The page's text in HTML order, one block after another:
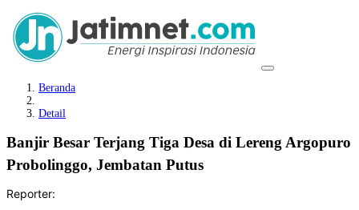
Beranda
Detail
Banjir Besar Terjang Tiga Desa di Lereng Argopuro
Probolinggo, Jembatan Putus
Reporter: